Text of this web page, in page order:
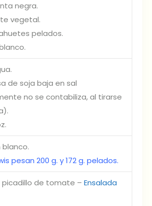
negra.
vegetal.
pelados.
de soja baja en sal
no se contabiliza, al tirarse
blanco.
pesan 200 g. y 172 g. pelados.
picadillo de tomate – Ensalada